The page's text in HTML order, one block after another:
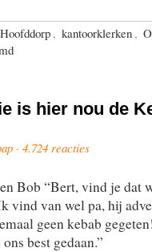
Hoofddorp , kantoorklerken ,
is hier nou de
· 4.724 reacties
Bob “Bert, vind je dat
vind van wel pa, hij
geen kebab
best gedaan.”